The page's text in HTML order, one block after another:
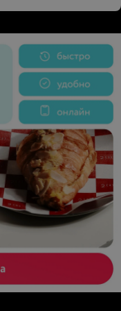
35 рублей, то